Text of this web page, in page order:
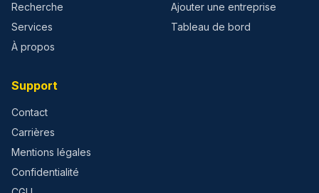
Recherche
Services
À propos
Ajouter une entreprise
Tableau de bord
Support
Contact
Carrières
Mentions légales
Confidentialité